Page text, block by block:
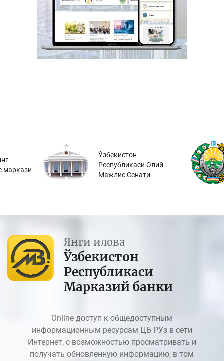
маркази
Ўзбекистон
Республикаси Олий
Мажлис Сенати
Янги илова
Ўзбекистон
Республикаси
Марказий банки
Online доступ к общедоступным
информационным ресурсам ЦБ РУз в сети
Интернет, с возможностью просматривать и
получать обновленную информацию, в том